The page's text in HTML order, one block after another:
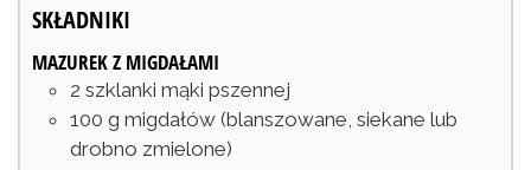
SKŁADNIKI
MAZUREK Z MIGDAŁAMI
2 szklanki mąki pszennej
100 g migdałów (blanszowane, siekane lub
drobno zmielone)